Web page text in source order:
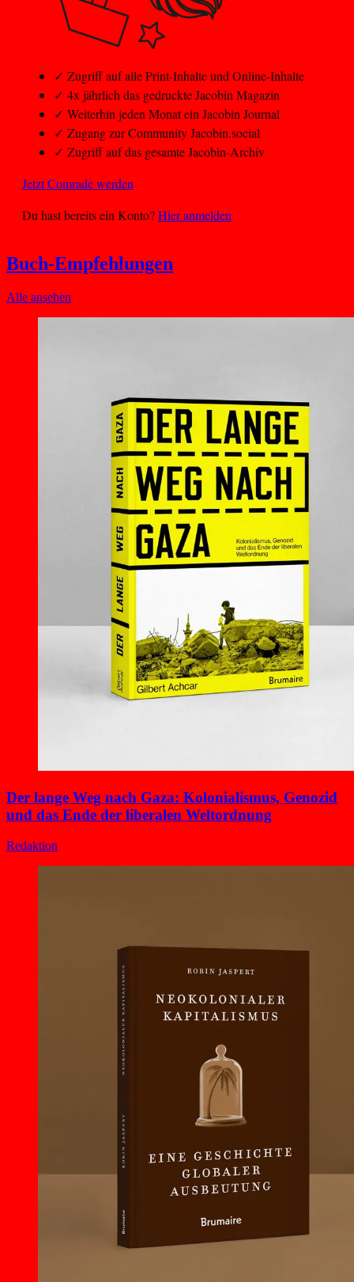
✓ Zugriff auf alle Print-Inhalte und Online-Inhalte
✓ 4x jährlich das gedruckte Jacobin Magazin
✓ Weiterhin jeden Monat ein Jacobin Journal
✓ Zugang zur Community Jacobin.social
✓ Zugriff auf das gesamte Jacobin-Archiv
Jetzt Comrade werden
Du hast bereits ein Konto?Hier anmelden
Buch-Empfehlungen
Alle ansehen
Der lange Weg nach Gaza: Kolonialismus, Genozid
und das Ende der liberalen Weltordnung
Redaktion